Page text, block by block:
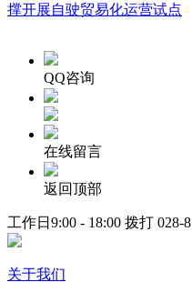
撑开展自驶贸易化运营试点
QQ咨询
在线留言
返回顶部
工作日9:00 - 18:00 拨打 028-
关于我们